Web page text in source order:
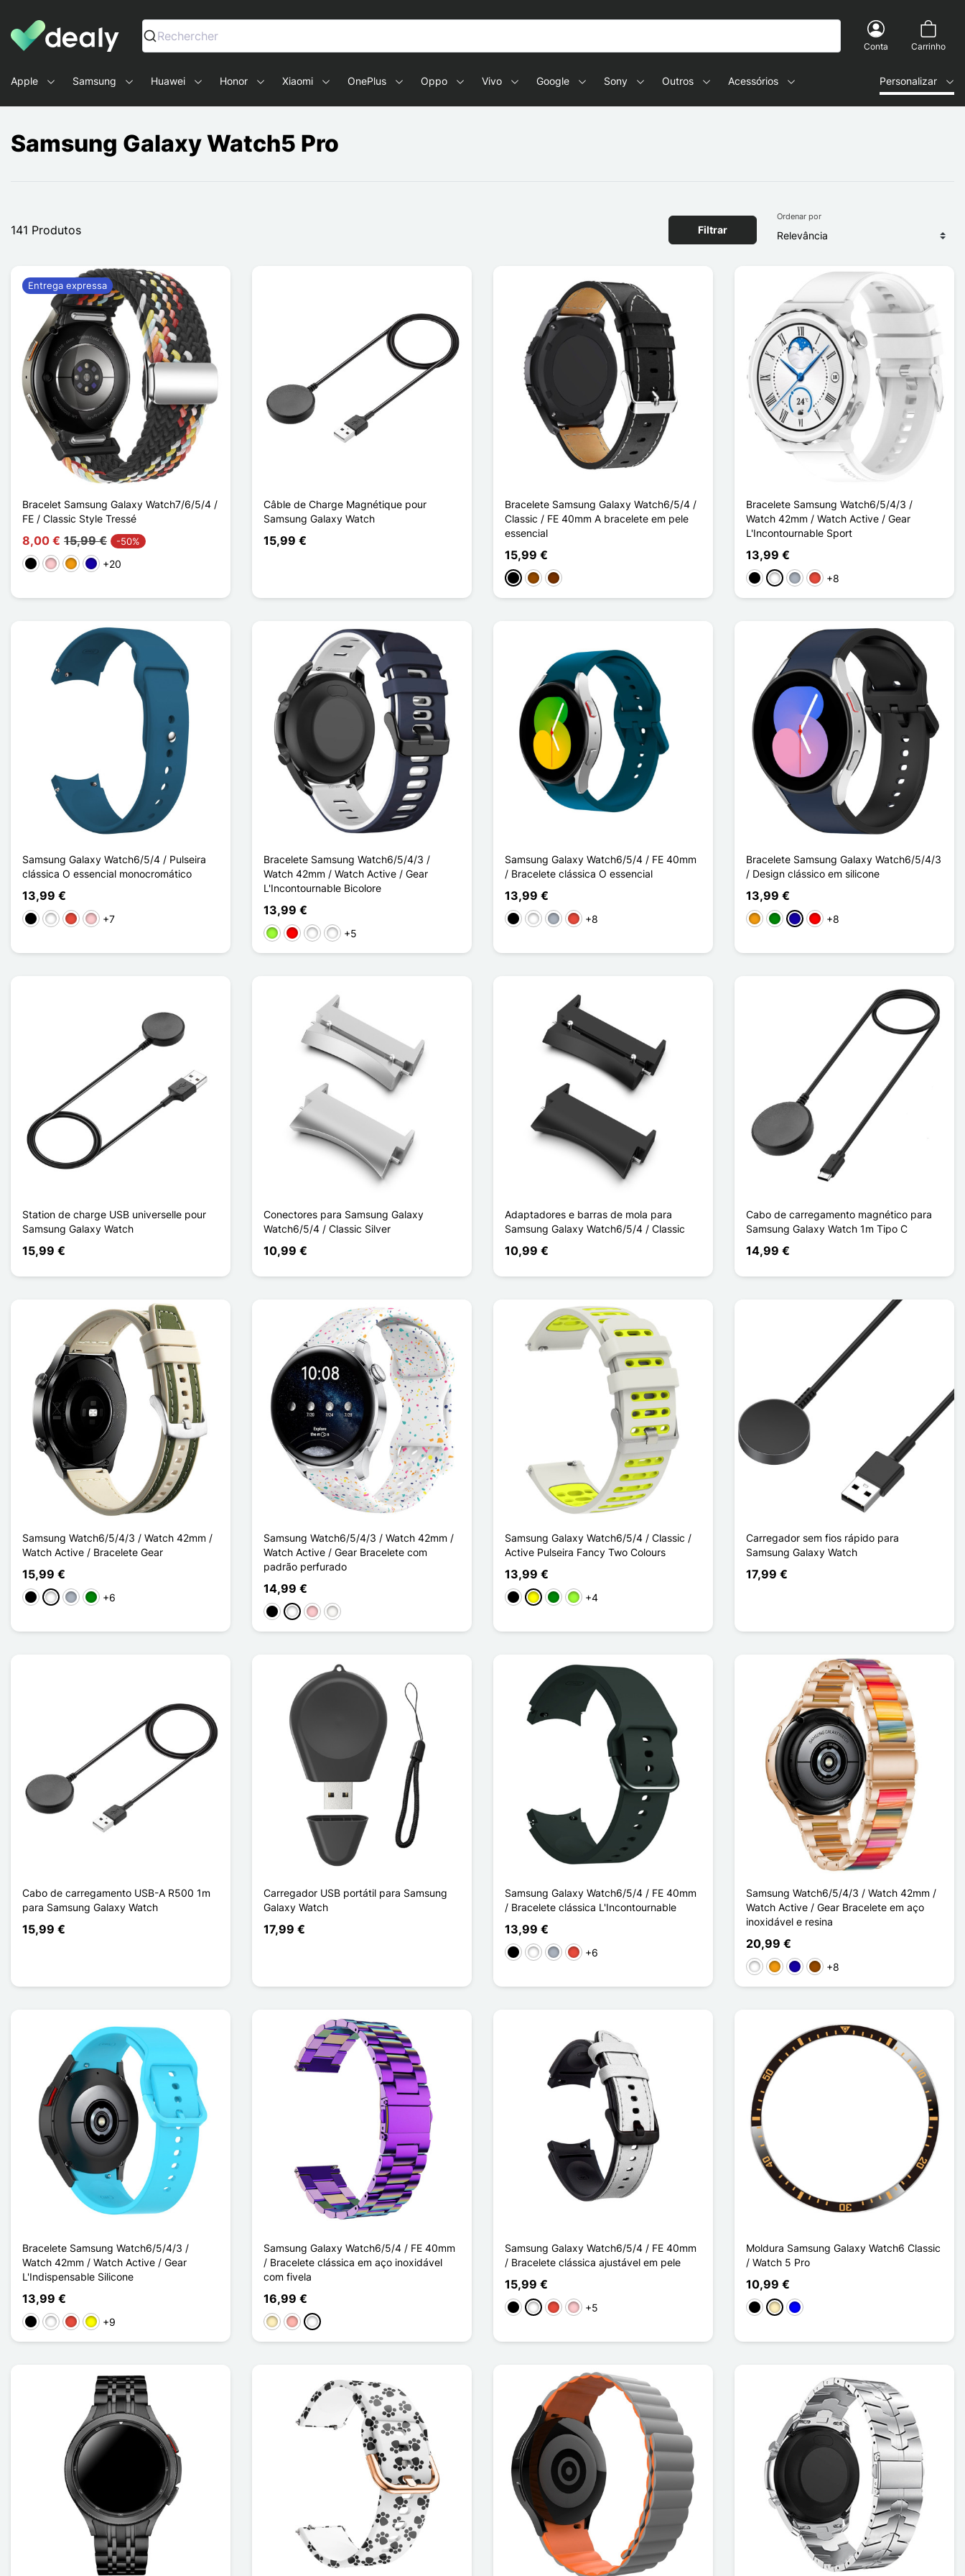
Dealy - Capas e acessórios para smartphones e tablets
Rechercher
Conta Carrinho
Apple Samsung Huawei Honor Xiaomi OnePlus Oppo Vivo Google Sony Outros Acessórios Personalizar
Samsung Galaxy Watch5 Pro
141 Produtos Filtrar
Ordenar por
Bracelet Samsung Galaxy Watch7/6/5/4 /
FE / Classic Style Tressé
8,00 € 15,99 € -50%
PretoRosaLaranjaAzul Escuro
+20
Entrega expressa
Câble de Charge Magnétique pour
Samsung Galaxy Watch
15,99 €
Bracelete Samsung Galaxy Watch6/5/4 /
Classic / FE 40mm A bracelete em pele
essencial
15,99 €
PretoCastanho
Café
Bracelete Samsung Watch6/5/4/3 /
Watch 42mm / Watch Active / Gear
L'Incontournable Sport
13,99 €
PretoBrancoCinzento
Vermelho
+8
Samsung Galaxy Watch6/5/4 / Pulseira
clássica O essencial monocromático
13,99 €
PretoBrancoVermelho
Rosa+7
Bracelete Samsung Watch6/5/4/3 /
Watch 42mm / Watch Active / Gear
L'Incontournable Bicolore
13,99 €
Verde maçã
Rouge / Noir
Noir / Bleu
Noir / Rouge
+5
Samsung Galaxy Watch6/5/4 / FE 40mm
/ Bracelete clássica O essencial
13,99 €
PretoBrancoCinzento
Vermelho
+8
Bracelete Samsung Galaxy Watch6/5/4/3
/ Design clássico em silicone
13,99 €
Laranja
VerdeAzul Escuro
Rouge / Noir
+8
Station de charge USB universelle pour
Samsung Galaxy Watch
15,99 €
Conectores para Samsung Galaxy
Watch6/5/4 / Classic Silver
10,99 €
Adaptadores e barras de mola para
Samsung Galaxy Watch6/5/4 / Classic
10,99 €
Cabo de carregamento magnético para
Samsung Galaxy Watch 1m Tipo C
14,99 €
Samsung Watch6/5/4/3 / Watch 42mm /
Watch Active / Bracelete Gear
15,99 €
PretoBrancoCinzento
Verde
+6
Samsung Watch6/5/4/3 / Watch 42mm /
Watch Active / Gear Bracelete com
padrão perfurado
14,99 €
PretoBrancoRosaBlanc Étoilé
Samsung Galaxy Watch6/5/4 / Classic /
Active Pulseira Fancy Two Colours
13,99 €
PretoAmarelo
VerdeVerde maçã
+4
Carregador sem fios rápido para
Samsung Galaxy Watch
17,99 €
Cabo de carregamento USB-A R500 1m
para Samsung Galaxy Watch
15,99 €
Carregador USB portátil para Samsung
Galaxy Watch
17,99 €
Samsung Galaxy Watch6/5/4 / FE 40mm
/ Bracelete clássica L'Incontournable
13,99 €
PretoBrancoCinzento
Vermelho
+6
Samsung Watch6/5/4/3 / Watch 42mm /
Watch Active / Gear Bracelete em aço
inoxidável e resina
20,99 €
BrancoLaranjaAzul Escuro
Castanho
+8
Bracelete Samsung Watch6/5/4/3 /
Watch 42mm / Watch Active / Gear
L'Indispensable Silicone
13,99 €
PretoBrancoVermelho
Amarelo
+9
Samsung Galaxy Watch6/5/4 / FE 40mm
/ Bracelete clássica em aço inoxidável
com fivela
16,99 €
OuroOuro rosaMulti-couleur
Samsung Galaxy Watch6/5/4 / FE 40mm
/ Bracelete clássica ajustável em pele
15,99 €
PretoBrancoVermelho
Rosa+5
Moldura Samsung Galaxy Watch6 Classic
/ Watch 5 Pro
10,99 €
PretoOuroAzul